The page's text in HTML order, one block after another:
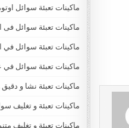
ماكينات تعبئة سوائل
ماكينات تعبئة سوائل
ماكينات تعبئة سوائل في
ماكينات تعبئة سوائل
ماكينات تعبئة نشا و
ماكينات تعبئة و تغليف
ماكينات تعبئة و تغليف